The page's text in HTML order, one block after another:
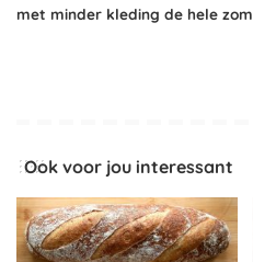
met minder kleding de hele
Ook voor jou interessant